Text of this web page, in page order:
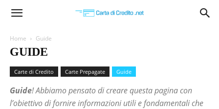
Carta
Home Guide
GUIDE
Carte di Credito Carte Prepagate Guide
Guide! Abbiamo pensato di creare questa pagina con
l’obiettivo di fornire informazioni utili e fondamentali che